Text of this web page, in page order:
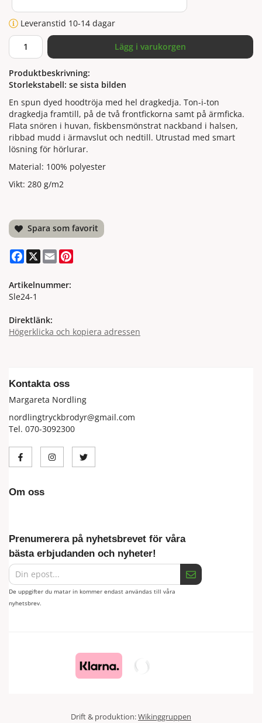
Leveranstid 10-14 dagar
Lägg i varukorgen
Produktbeskrivning:
Storlekstabell: se sista bilden
En spun dyed hoodtröja med hel dragkedja. Ton-i-ton
dragkedja framtill, på de två frontfickorna samt på ärmficka.
Flata snören i huvan, fiskbensmönstrat nackband i halsen,
ribbad mudd i ärmavslut och nedtill. Utrustad med smart
lösning för hörlurar.
Material: 100% polyester
Vikt: 280 g/m2
Spara som favorit
Facebook
X Email
Artikelnummer:
Sle24-1
Direktlänk:
Högerklicka och kopiera adressen
Kontakta oss
Margareta Nordling
nordlingtryckbrodyr@gmail.com
Tel. 070-3092300
Om oss
Prenumerera på nyhetsbrevet för våra
bästa erbjudanden och nyheter!
De uppgifter du matar in kommer endast användas till våra
nyhetsbrev.
Drift & produktion:Wikinggruppen